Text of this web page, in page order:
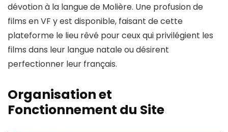
dévotion à la langue de Molière. Une profusion de
films en VF y est disponible, faisant de cette
plateforme le lieu rêvé pour ceux qui privilégient les
films dans leur langue natale ou désirent
perfectionner leur français.
Organisation et
Fonctionnement du Site